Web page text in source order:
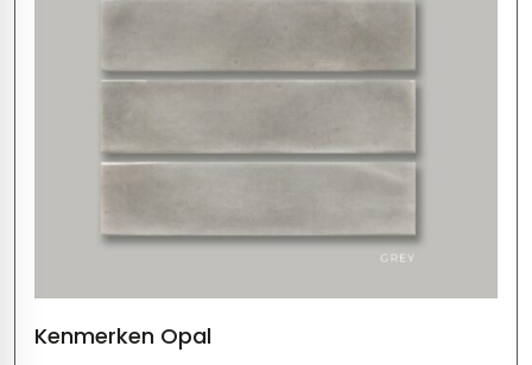
Kenmerken Opal